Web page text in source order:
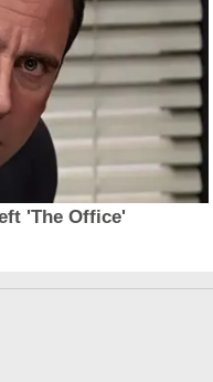
'The Office'